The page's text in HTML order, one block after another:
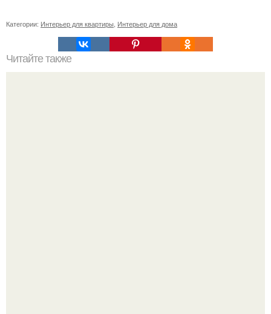
Категории: Интерьер для квартиры Интерьер для дома
Читайте также